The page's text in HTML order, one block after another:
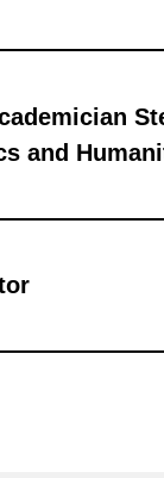
and